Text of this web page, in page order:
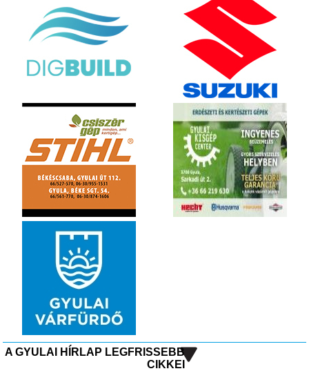
A GYULAI HÍRLAP LEGFRISSEBB
CIKKEI